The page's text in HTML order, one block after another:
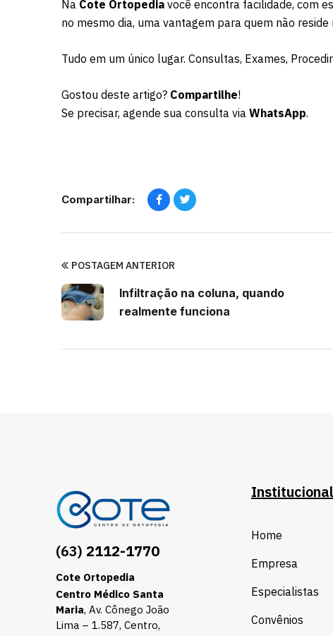
Na Cote Ortopedia você encontra facilidade, com
no mesmo dia, uma vantagem para quem não reside
Tudo em um único lugar. Consultas, Exames,
Gostou deste artigo? Compartilhe!
Se precisar, agende sua consulta via WhatsApp.
Compartilhar:
POSTAGEM ANTERIOR
Infiltração na coluna, quando
realmente funciona
(63) 2112-1770
Cote Ortopedia
Centro Médico Santa
Maria, Av. Cônego João
Lima – 1.587, Centro,
Institucional
Home
Empresa
Especialistas
Convênios